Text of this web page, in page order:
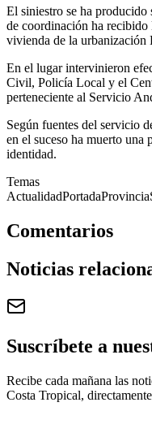
El siniestro se ha producido
de coordinación ha recibido
vivienda de la
En el lugar intervinieron
Civil, Policía Local y el
perteneciente al Servicio
Según fuentes del servicio
en el suceso ha muerto una
identidad.
Temas
ActualidadPortadaProvincia
Comentarios
Noticias
Suscríbete a
Recibe cada mañana las
Costa Tropical,